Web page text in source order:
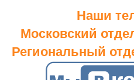
Наши
Московский
Региональный